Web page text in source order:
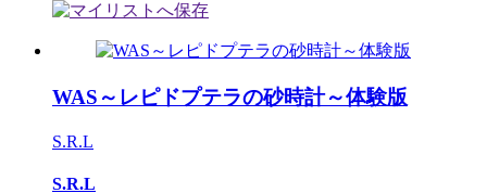
WAS～レピドプテラの砂時計～体験版
S.R.L
S.R.L